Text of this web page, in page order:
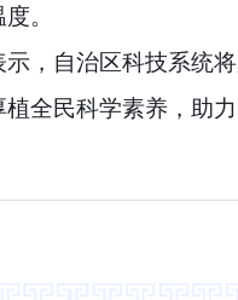
。
，自治区科技系统
全民科学素养，助力